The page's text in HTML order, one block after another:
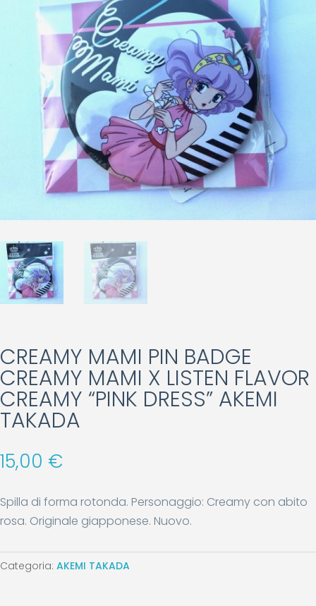
CREAMY MAMI PIN BADGE
CREAMY MAMI X LISTEN FLAVOR
CREAMY “PINK DRESS” AKEMI
TAKADA
15,00 €
Spilla di forma rotonda. Personaggio: Creamy con abito
rosa. Originale giapponese. Nuovo.
Categoria: AKEMI TAKADA